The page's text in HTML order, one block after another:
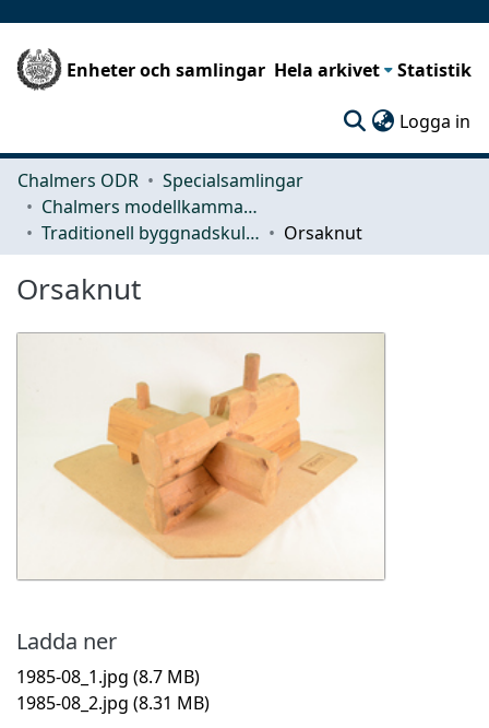
Enheter och samlingar Hela arkivet Statistik
Logga in
Chalmers ODR
Specialsamlingar
Chalmers modellkammare
Traditionell byggnadskultur
Orsaknut
Orsaknut
Ladda ner
1985-08_1.jpg (8.7 MB)
1985-08_2.jpg (8.31 MB)